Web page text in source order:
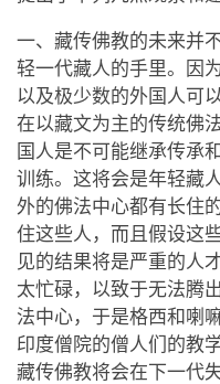
一、藏传佛教的未来并
轻一代藏人的手里。因
以及极少数的外国人可
在以藏文为主的传统佛
国人是不可能继承传承
训练。这将会是年轻藏
外的佛法中心都有长住
住这些人，而且假设这
见的结果将是严重的人
太忙碌，以致于无法腾
法中心，于是格西和喇
印度僧院的僧人们的教
藏传佛教将会在下一代失